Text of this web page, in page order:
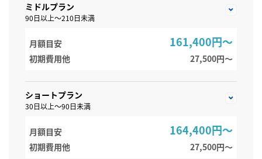
ミドルプラン
90日以上～210日未満
月額目安 161,400円～
初期費用他 27,500円〜
ショートプラン
30日以上～90日未満
月額目安 164,400円～
初期費用他 27,500円〜